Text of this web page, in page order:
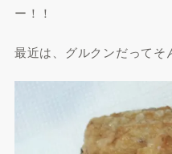
ー！！
最近は、グルクンだってそ